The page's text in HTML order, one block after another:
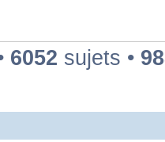
6052 sujets •